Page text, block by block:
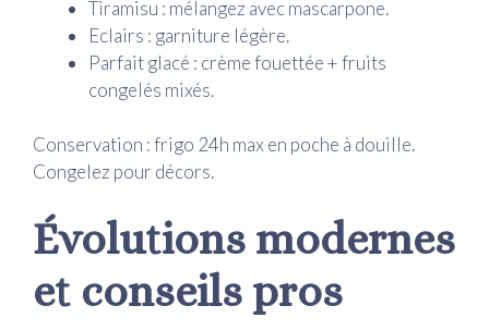
Tiramisu : mélangez avec mascarpone.
Eclairs : garniture légère.
Parfait glacé : crème fouettée + fruits
congelés mixés.
Conservation : frigo 24h max en poche à douille.
Congelez pour décors.
Évolutions modernes
et conseils pros